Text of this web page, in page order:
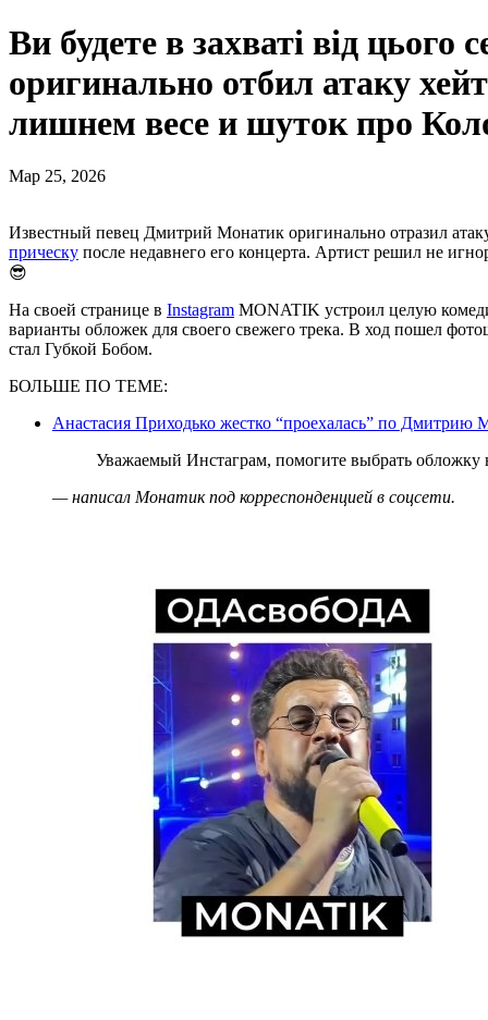
Ви будете в захваті від
оригинально отбил атаку
лишнем весе и шуток про
Мар 25, 2026
Известный певец Дмитрий Монатик оригинально отразил
прическу после недавнего его концерта. Артист решил не
😎
На своей странице в Instagram MONATIK устроил целую
варианты обложек для своего свежего трека. В ход пошел
стал Губкой Бобом.
БОЛЬШЕ ПО ТЕМЕ:
Анастасия Приходько жестко “проехалась” по Дмитрию
Уважаемый Инстаграм, помогите выбрать
— написал Монатик под корреспонденцией в соцсети.